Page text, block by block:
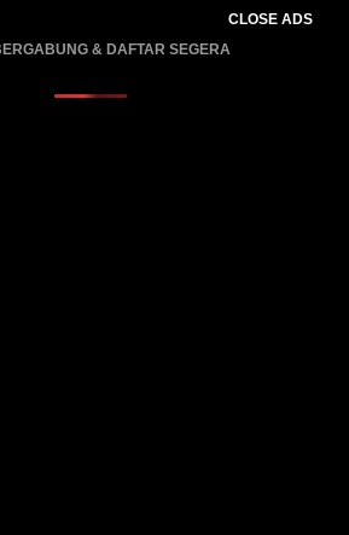
CLOSE ADS
& DAFTAR SEGERA